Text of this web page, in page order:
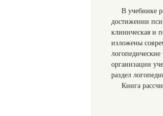
В учебнике
достижении
клиническая и
изложены
оргаиизации
раздел
Книга